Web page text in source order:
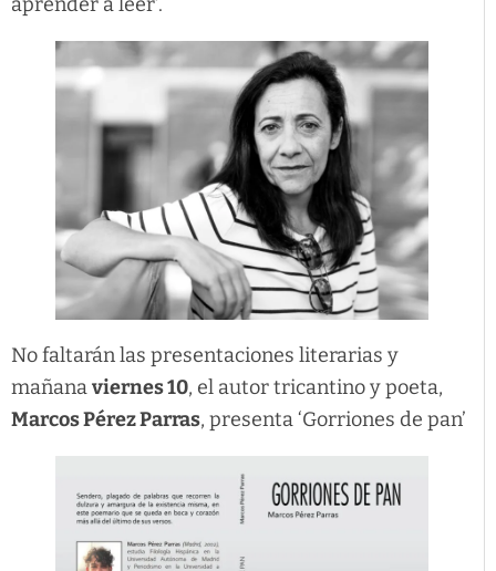
No faltarán las presentaciones literarias y
mañanaviernes 10, el autor tricantino y poeta,
Marcos Pérez Parras, presenta ‘Gorriones de pan’